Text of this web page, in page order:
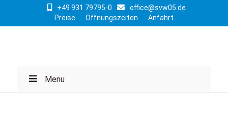
+49 931 79795-0
office@svw05.de
Preise
Öffnungszeiten Anfahrt
Menu